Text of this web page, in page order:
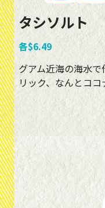
タシソルト
各$6.49
グアム近海の海水
リック、なんとコ